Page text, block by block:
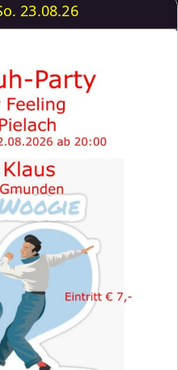
23.08.26